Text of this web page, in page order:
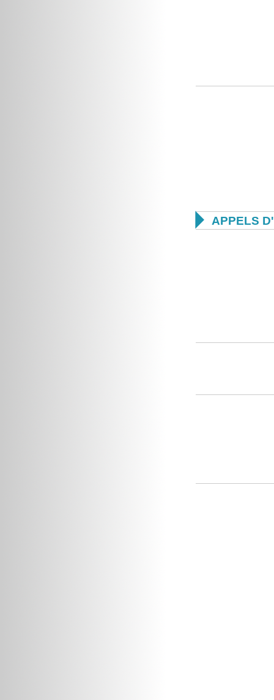
 APPELS